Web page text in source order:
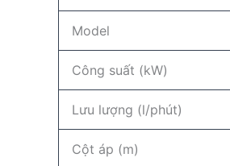
Model
Công suất (kW)
Lưu lượng (l/phút)
Cột áp (m)